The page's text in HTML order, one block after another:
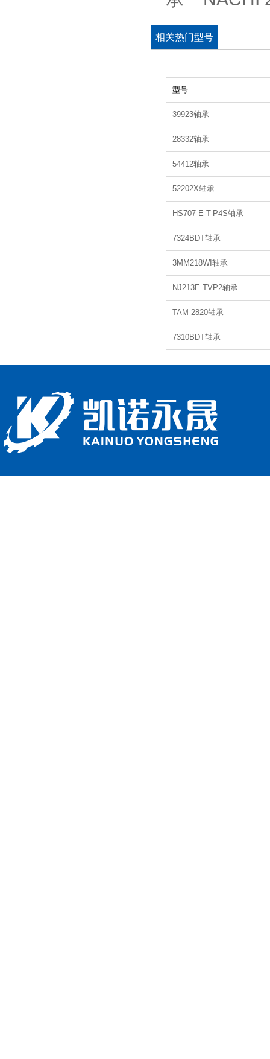
相关热门型号
型号
39923轴承
28332轴承
54412轴承
52202X轴承
HS707-E-T-P4S轴承
7324BDT轴承
3MM218WI轴承
NJ213E.TVP2轴承
TAM 2820轴承
7310BDT轴承